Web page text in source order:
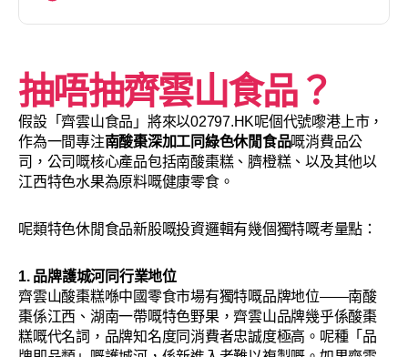
抽唔抽齊雲山食品？
假設「齊雲山食品」將來以02797.HK呢個代號嚟港上市，
作為一間專注南酸棗深加工同綠色休閒食品嘅消費品公
司，公司嘅核心產品包括南酸棗糕、臍橙糕、以及其他以
江西特色水果為原料嘅健康零食。
呢類特色休閒食品新股嘅投資邏輯有幾個獨特嘅考量點：
1. 品牌護城河同行業地位
齊雲山酸棗糕喺中國零食市場有獨特嘅品牌地位——南酸
棗係江西、湖南一帶嘅特色野果，齊雲山品牌幾乎係酸棗
糕嘅代名詞，品牌知名度同消費者忠誠度極高。呢種「品